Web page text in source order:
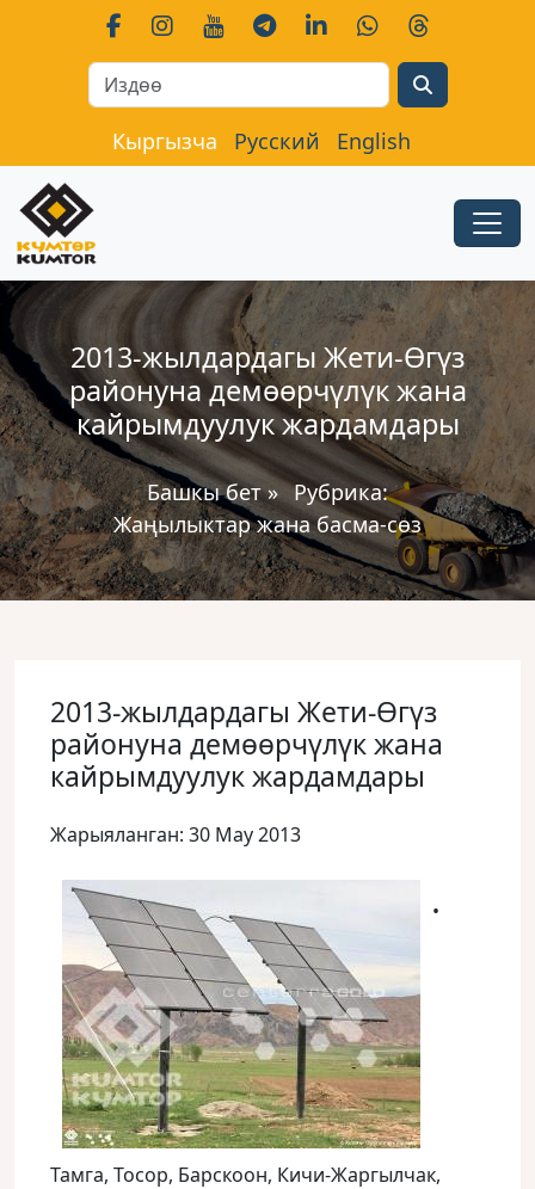
Кыргызча Русский English
2013-жылдардагы Жети-Өгүз
районуна демөөрчүлүк жана
кайрымдуулук жардамдары
Башкы бет» Рубрика:
Жаңылыктар жана басма-сөз
2013-жылдардагы Жети-Өгүз
районуна демөөрчүлүк жана
кайрымдуулук жардамдары
Жарыяланган: 30 May 2013
•
Тамга, Тосор, Барскоон, Кичи-Жаргылчак,